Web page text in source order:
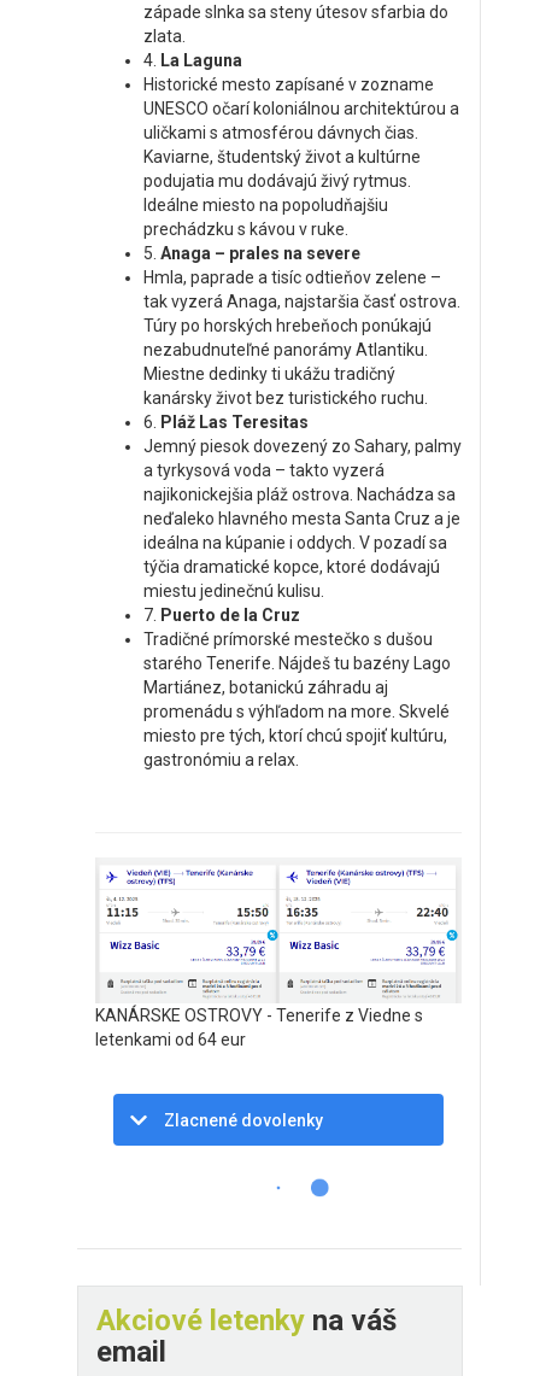
západe slnka sa steny útesov sfarbia do
zlata.
4. La Laguna
Historické mesto zapísané v zozname
UNESCO očarí koloniálnou architektúrou a
uličkami s atmosférou dávnych čias.
Kaviarne, študentský život a kultúrne
podujatia mu dodávajú živý rytmus.
Ideálne miesto na popoludňajšiu
prechádzku s kávou v ruke.
5. Anaga – prales na severe
Hmla, paprade a tisíc odtieňov zelene –
tak vyzerá Anaga, najstaršia časť ostrova.
Túry po horských hrebeňoch ponúkajú
nezabudnuteľné panorámy Atlantiku.
Miestne dedinky ti ukážu tradičný
kanársky život bez turistického ruchu.
6.
Pláž Las Teresitas
Jemný piesok dovezený zo Sahary, palmy
a tyrkysová voda – takto vyzerá
najikonickejšia pláž ostrova. Nachádza sa
neďaleko hlavného mesta Santa Cruz a je
ideálna na kúpanie i oddych. V pozadí sa
týčia dramatické kopce, ktoré dodávajú
miestu jedinečnú kulisu.
7. Puerto de la Cruz
Tradičné prímorské mestečko s dušou
starého Tenerife. Nájdeš tu bazény Lago
Martiánez, botanickú záhradu aj
promenádu s výhľadom na more. Skvelé
miesto pre tých, ktorí chcú spojiť kultúru,
gastronómiu a relax.
KANÁRSKE OSTROVY - Tenerife z Viedne s
letenkami od 64 eur
Zlacnené dovolenky
Akciové letenky na váš
email